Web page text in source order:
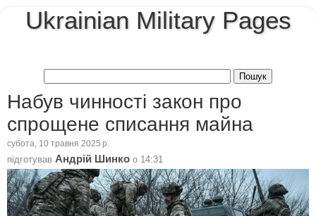
Ukrainian Military Pages
Набув чинності закон про
спрощене списання майна
субота, 10 травня 2025 р.
підготував Андрій Шинко о 14:31